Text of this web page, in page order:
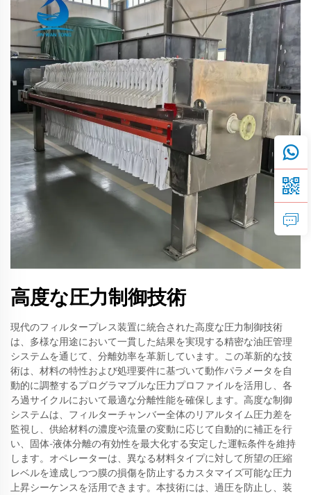
高度な圧力制御技術
現代のフィルタープレス装置に統合された高度な圧力制御技術
は、多様な用途において一貫した結果を実現する精密な油圧管理
システムを通じて、分離効率を革新しています。この革新的な技
術は、材料の特性および処理要件に基づいて動作パラメータを自
動的に調整するプログラマブルな圧力プロファイルを活用し、各
ろ過サイクルにおいて最適な分離性能を確保します。高度な制御
システムは、フィルターチャンバー全体のリアルタイム圧力差を
監視し、供給材料の濃度や流量の変動に応じて自動的に補正を行
い、固体-液体分離の有効性を最大化する安定した運転条件を維持
します。オペレーターは、異なる材料タイプに対して所望の圧縮
レベルを達成しつつ膜の損傷を防止するカスタマイズ可能な圧力
上昇シーケンスを活用できます。本技術には、過圧を防止し、装